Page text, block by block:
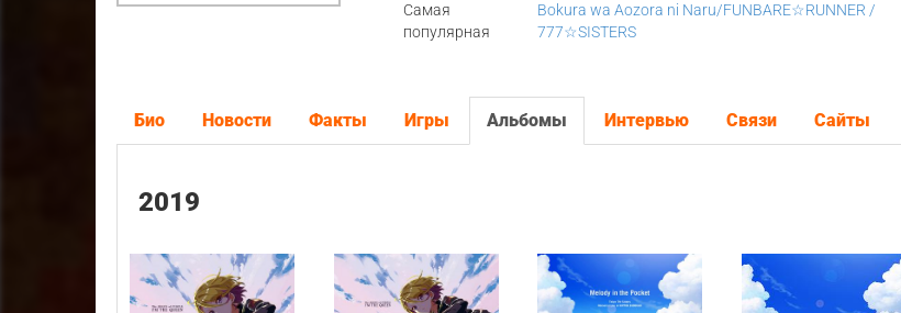
Самая
популярная
Bokura wa Aozora ni Naru/FUNBARE☆RUNNER /
777☆SISTERS
Био Новости Факты Игры Альбомы Интервью Связи Сайты
2019